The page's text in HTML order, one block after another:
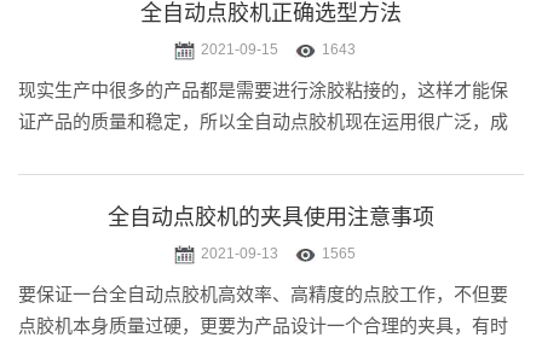
全自动点胶机正确选型方法
2021-09-15 1643
现实生产中很多的产品都是需要进行涂胶粘接的，这样才能保
证产品的质量和稳定，所以全自动点胶机现在运用很广泛，成
确选型全自动点胶机，下面.....
全自动点胶机的夹具使用注意事项
2021-09-13 1565
要保证一台全自动点胶机高效率、高精度的点胶工作，不但要
点胶机本身质量过硬，更要为产品设计一个合理的夹具，有时